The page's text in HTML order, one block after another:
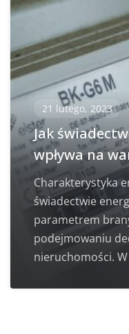
21 lutego, 2023
Jak
wpływa na
Charakterystyka
świadectwie
parametrem
podejmowaniu
nieruchomości. W